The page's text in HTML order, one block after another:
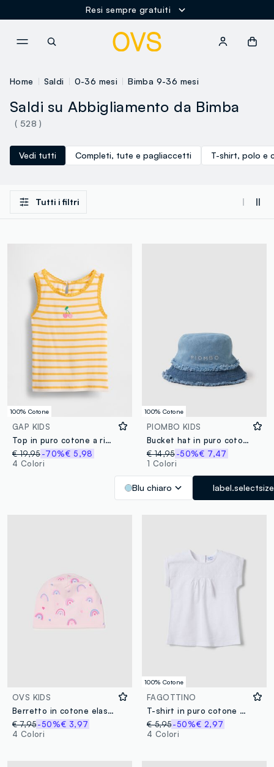
Resi sempre gratuiti
Home Saldi 0-36 mesi Bimba 9-36 mesi
Saldi su Abbigliamento da Bimba
( 528 )
Vedi tutti Completi, tute e pagliaccetti T-shirt, polo e
Tutti i filtri
100% Cotone
GAP KIDS
Top in puro cotone a righe con ricamo ciliegie
€ 19,95-70%€ 5,98
4 Colori
100% Cotone
PIOMBO KIDS
Bucket hat in puro cotone denim blu da bambina regular fit con frange
€ 14,95 -50%€ 7,47
1 Colori
Blu chiaro label.selectsize
OVS KIDS
Berretto in cotone elasticizzato rosa con arcobaleni per bambina
€ 7,95-50%€ 3,97
4 Colori
100% Cotone
FAGOTTINO
T-shirt in puro cotone bianca da bimba regular fit con ricami
€ 5,95-50%€ 2,97
4 Colori